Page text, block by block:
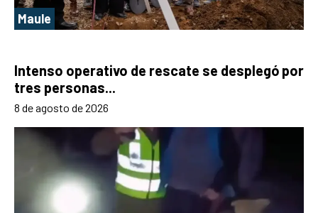
Maule
Intenso operativo de rescate se desplegó por
tres personas...
8 de agosto de 2026